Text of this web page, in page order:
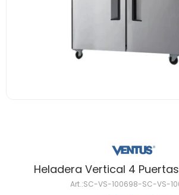
Heladera Vertical 4
SC-VS-100698-SC-VS-